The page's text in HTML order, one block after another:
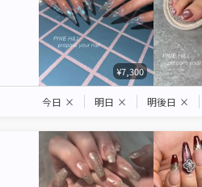
¥7,300
今日 × 明日 × 明後日 ×